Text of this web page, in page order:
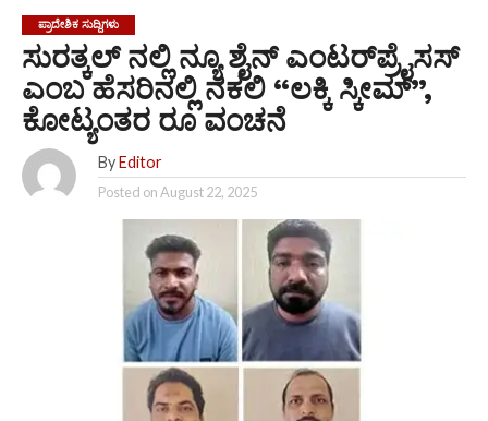
ಪ್ರಾದೇಶಿಕ ಸುದ್ದಿಗಳು
ಸುರತ್ಕಲ್ ನಲ್ಲಿ ನ್ಯೂ ಶೈನ್ ಎಂಟರ್‌ಪ್ರೈಸಸ್
ಎಂಬ ಹೆಸರಿನಲ್ಲಿ ನಕಲಿ “ಲಕ್ಕಿ ಸ್ಕೀಮ್”,
ಕೋಟ್ಯಂತರ ರೂ ವಂಚನೆ
By Editor
Posted onAugust 22, 2025